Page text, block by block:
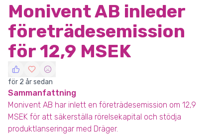
Monivent AB inleder
företrädesemission
för 12,9 MSEK
för 2 år sedan
Sammanfattning
Monivent AB har inlett en företrädesemission om 12,9
MSEK för att säkerställa rörelsekapital och stödja
produktlanseringar med Dräger.